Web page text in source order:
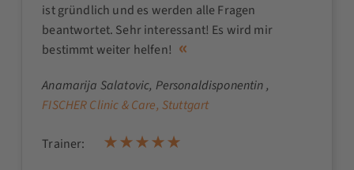
ist gründlich und es werden alle Fragen
beantwortet. Sehr interessant! Es wird mir
bestimmt weiter helfen!
Anamarija Salatovic, Personaldisponentin ,
FISCHER Clinic & Care, Stuttgart
Trainer: